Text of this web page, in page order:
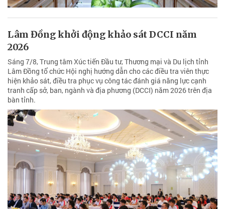
Lâm Đồng khởi động khảo sát DCCI năm
2026
Sáng 7/8, Trung tâm Xúc tiến Đầu tư, Thương mại và Du lịch tỉnh
Lâm Đồng tổ chức Hội nghị hướng dẫn cho các điều tra viên thực
hiện khảo sát, điều tra phục vụ công tác đánh giá năng lực cạnh
tranh cấp sở, ban, ngành và địa phương (DCCI) năm 2026 trên địa
bàn tỉnh.